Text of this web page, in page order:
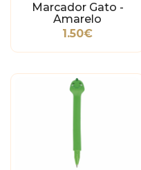
Marcador Gato -
Amarelo
1.50€